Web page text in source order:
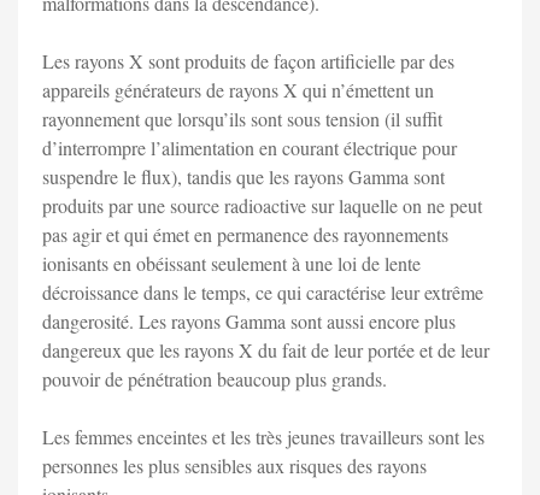
Les rayons X sont produits de façon artificielle par des
appareils générateurs de rayons X qui n’émettent un
rayonnement que lorsqu’ils sont sous tension (il suffit
d’interrompre l’alimentation en courant électrique pour
suspendre le flux), tandis que les rayons Gamma sont
produits par une source radioactive sur laquelle on ne peut
pas agir et qui émet en permanence des rayonnements
ionisants en obéissant seulement à une loi de lente
décroissance dans le temps, ce qui caractérise leur extrême
dangerosité. Les rayons Gamma sont aussi encore plus
dangereux que les rayons X du fait de leur portée et de leur
pouvoir de pénétration beaucoup plus grands.
Les femmes enceintes et les très jeunes travailleurs sont les
personnes les plus sensibles aux risques des rayons